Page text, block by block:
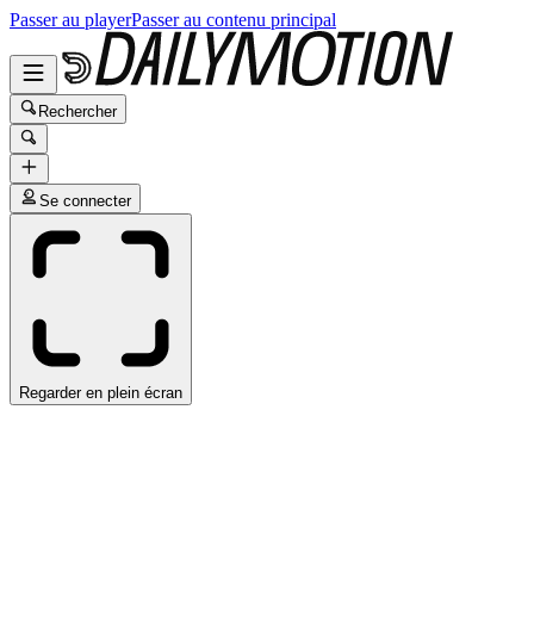
Passer au playerPasser au contenu principal
Rechercher
Se connecter
Regarder en plein écran